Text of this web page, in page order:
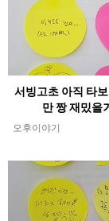
서빙고초 아직 타
만 짱 재밌을
오후이야기